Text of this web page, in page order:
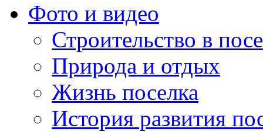
Фото и видео
Строительство в
Природа и отдых
Жизнь поселка
История развития